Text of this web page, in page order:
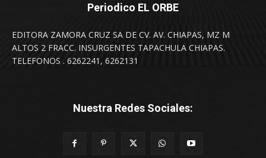
Periodico EL ORBE
EDITORA ZAMORA CRUZ SA DE CV. AV. CHIAPAS, MZ M
ALTOS 2 FRACC. INSURGENTES TAPACHULA CHIAPAS.
TELEFONOS . 6262241, 6262131
Nuestra Redes Sociales: